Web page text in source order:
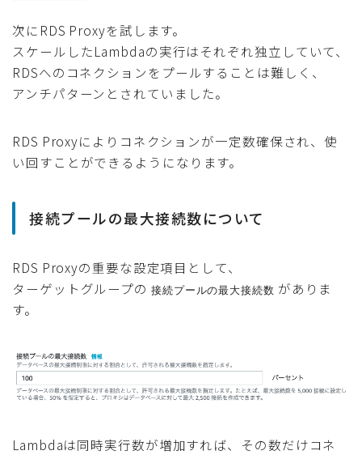
次にRDS Proxyを試します。
スケールしたLambdaの実行はそれぞれ独立していて、
RDSへのコネクションをプールすることは難しく、
アンチパターンとされていました。
RDS Proxyによりコネクションが一定数確保され、使
い回すことができるようになります。
接続プールの最大接続数について
RDS Proxyの重要な設定項目として、
ターゲットグループの 接続プールの最大接続数 がありま
す。
Lambdaは同時実行数が増加すれば、その数だけコネ